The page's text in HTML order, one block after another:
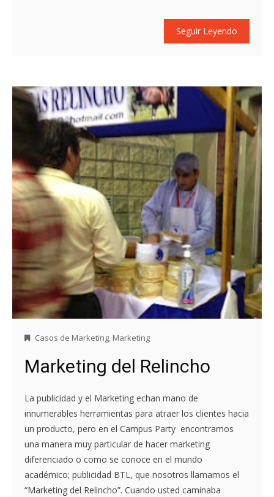
Seguir Leyendo
Casos de Marketing, Marketing
Marketing del Relincho
La publicidad y el Marketing echan mano de
innumerables herramientas para atraer los clientes hacia
un producto, pero en el Campus Party encontramos
una manera muy particular de hacer marketing
diferenciado o como se conoce en el mundo
académico; publicidad BTL, que nosotros llamamos el
“Marketing del Relincho”. Cuando usted caminaba